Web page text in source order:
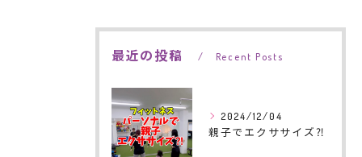
最近の投稿 Recent Posts
2024/12/04
親子でエクササイズ⁈